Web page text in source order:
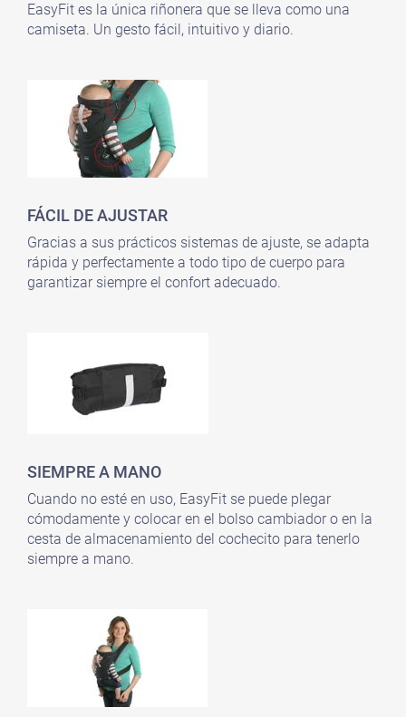
EasyFit es la única riñonera que se lleva como una
camiseta. Un gesto fácil, intuitivo y diario.
FÁCIL DE AJUSTAR
Gracias a sus prácticos sistemas de ajuste, se adapta
rápida y perfectamente a todo tipo de cuerpo para
garantizar siempre el confort adecuado.
SIEMPRE A MANO
Cuando no esté en uso, EasyFit se puede plegar
cómodamente y colocar en el bolso cambiador o en la
cesta de almacenamiento del cochecito para tenerlo
siempre a mano.